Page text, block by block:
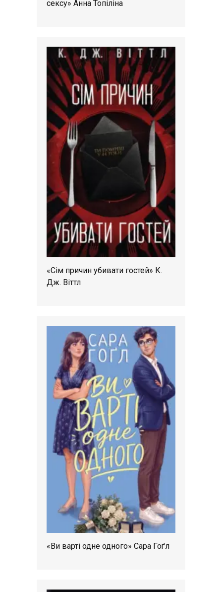
сексу» Анна Топіліна
«Сім причин убивати гостей» К.
Дж. Віттл
«Ви варті одне одного» Сара Гоґл